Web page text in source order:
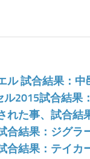
ル 試合結果：
2015試合結果
れた事、試合
合結果：ジグラ
合結果：テイカ